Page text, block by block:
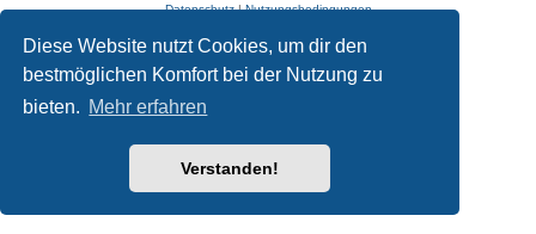
Diese Website nutzt Cookies, um dir den
bestmöglichen Komfort bei der Nutzung zu
bieten. Mehr erfahren
Verstanden!
Datenschutz|Nutzungsbedingungen